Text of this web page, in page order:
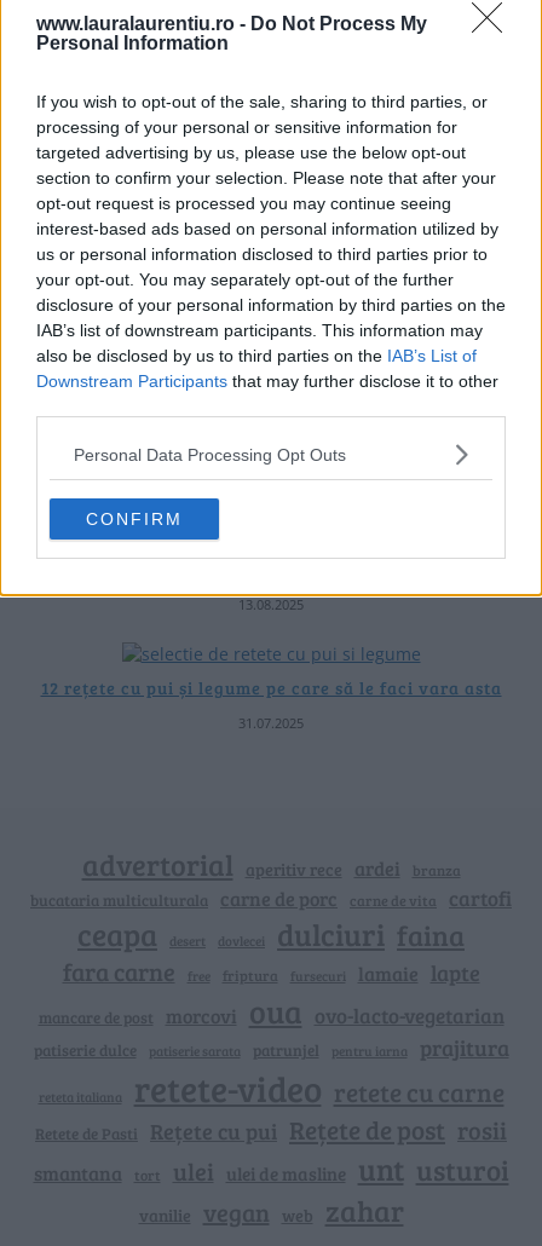
www.lauralaurentiu.ro - Do Not Process My
Personal Information
If you wish to opt-out of the sale, sharing to third parties, or
processing of your personal or sensitive information for
targeted advertising by us, please use the below opt-out
section to confirm your selection. Please note that after your
opt-out request is processed you may continue seeing
interest-based ads based on personal information utilized by
us or personal information disclosed to third parties prior to
your opt-out. You may separately opt-out of the further
disclosure of your personal information by third parties on the
IAB’s list of downstream participants. This information may
also be disclosed by us to third parties on the IAB’s List of
Downstream Participants that may further disclose it to other
Personal Data Processing Opt Outs
CONFIRM
10 rețete cu dovlecei de pregătit vara asta
04.08.2026
24.09.2025
13.08.2025
12 rețete cu pui și legume pe care să le faci vara asta
31.07.2025
advertorial aperitiv rece ardei branza
bucataria multiculturala carne de porc carne de vita cartofi
ceapa desert dovlecei dulciuri faina
fara carne free friptura fursecuri lamaie lapte
mancare de post morcovi oua ovo-lacto-vegetarian
patiserie dulce patiserie sarata patrunjel pentru iarna prajitura
reteta italiana retete-video retete cu carne
Retete de Pasti Rețete cu pui Rețete de post rosii
smantana tort ulei ulei de masline unt usturoi
vanilie vegan web zahar